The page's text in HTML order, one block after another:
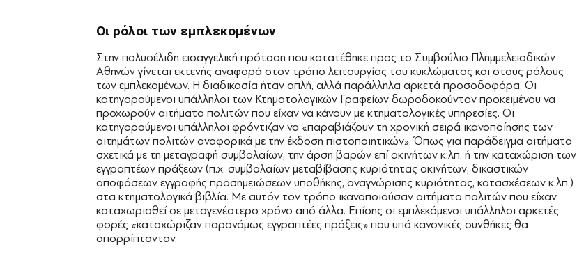
Οι ρόλοι των εμπλεκομένων
Στην πολυσέλιδη εισαγγελική πρόταση που κατατέθηκε προς το Συμβούλιο Πλημμελειοδικών
Αθηνών γίνεται εκτενής αναφορά στον τρόπο λειτουργίας του κυκλώματος και στους ρόλους
των εμπλεκομένων. Η διαδικασία ήταν απλή, αλλά παράλληλα αρκετά προσοδοφόρα. Οι
κατηγορούμενοι υπάλληλοι των Κτηματολογικών Γραφείων δωροδοκούνταν προκειμένου να
προχωρούν αιτήματα πολιτών που είχαν να κάνουν με κτηματολογικές υπηρεσίες. Οι
κατηγορούμενοι υπάλληλοι φρόντιζαν να «παραβιάζουν τη χρονική σειρά ικανοποίησης των
αιτημάτων πολιτών αναφορικά με την έκδοση πιστοποιητικών». Όπως για παράδειγμα αιτήματα
σχετικά με τη μεταγραφή συμβολαίων, την άρση βαρών επί ακινήτων κ.λπ. ή την καταχώριση των
εγγραπτέων πράξεων (π.χ. συμβολαίων μεταβίβασης κυριότητας ακινήτων, δικαστικών
αποφάσεων εγγραφής προσημειώσεων υποθήκης, αναγνώρισης κυριότητας, κατασχέσεων κ.λπ.)
στα κτηματολογικά βιβλία. Με αυτόν τον τρόπο ικανοποιούσαν αιτήματα πολιτών που είχαν
καταχωρισθεί σε μεταγενέστερο χρόνο από άλλα. Επίσης οι εμπλεκόμενοι υπάλληλοι αρκετές
φορές «καταχώριζαν παρανόμως εγγραπτέες πράξεις» που υπό κανονικές συνθήκες θα
απορρίπτονταν.